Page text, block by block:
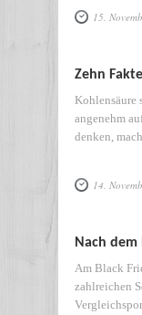
15.
Zehn
Kohlensäure
angenehm
denken,
14.
Nach
Am Black
zahlreichen